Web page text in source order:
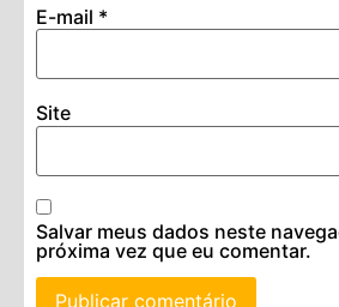
E-mail *
Site
Salvar meus dados neste
próxima vez que eu comentar.